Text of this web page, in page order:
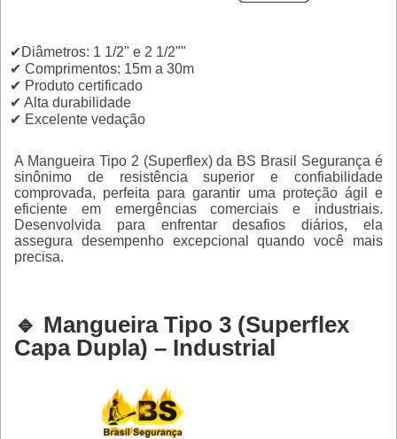
✔Diâmetros: 1 1/2" e 2 1/2""
✔ Comprimentos: 15m a 30m
✔ Produto certificado
✔ Alta durabilidade
✔ Excelente vedação
A Mangueira Tipo 2 (Superflex) da BS Brasil Segurança é
sinônimo de resistência superior e confiabilidade
comprovada, perfeita para garantir uma proteção ágil e
eficiente em emergências comerciais e industriais.
Desenvolvida para enfrentar desafios diários, ela
assegura desempenho excepcional quando você mais
precisa.
🔹 Mangueira Tipo 3 (Superflex
Capa Dupla) – Industrial